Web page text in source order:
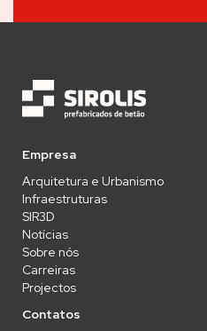
Empresa
Arquitetura e Urbanismo
Infraestruturas
SIR3D
Notícias
Sobre nós
Carreiras
Projectos
Contatos